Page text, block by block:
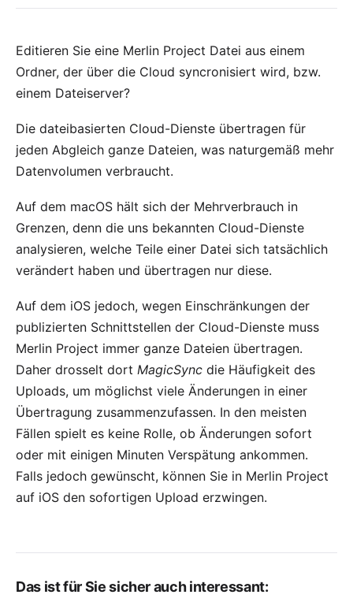
Editieren Sie eine Merlin Project Datei aus einem
Ordner, der über die Cloud syncronisiert wird, bzw.
einem Dateiserver?
Die dateibasierten Cloud-Dienste übertragen für
jeden Abgleich ganze Dateien, was naturgemäß mehr
Datenvolumen verbraucht.
Auf dem macOS hält sich der Mehrverbrauch in
Grenzen, denn die uns bekannten Cloud-Dienste
analysieren, welche Teile einer Datei sich tatsächlich
verändert haben und übertragen nur diese.
Auf dem iOS jedoch, wegen Einschränkungen der
publizierten Schnittstellen der Cloud-Dienste muss
Merlin Project immer ganze Dateien übertragen.
Daher drosselt dort MagicSync die Häufigkeit des
Uploads, um möglichst viele Änderungen in einer
Übertragung zusammenzufassen. In den meisten
Fällen spielt es keine Rolle, ob Änderungen sofort
oder mit einigen Minuten Verspätung ankommen.
Falls jedoch gewünscht, können Sie in Merlin Project
auf iOS den sofortigen Upload erzwingen.
Das ist für Sie sicher auch interessant: